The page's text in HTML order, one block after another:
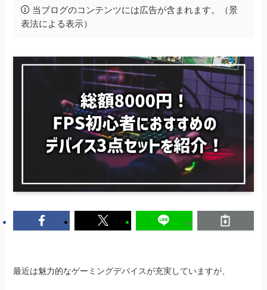
当ブログのコンテンツには広告が含まれます。（景
表法による表示）
最近は魅力的なゲーミングデバイスが充実していますが、